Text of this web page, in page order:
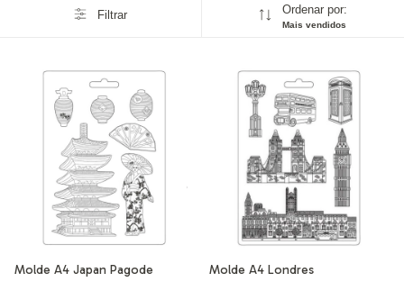
Filtrar Ordenar por:
Mais vendidos
Molde A4 Japan Pagode Molde A4 Londres